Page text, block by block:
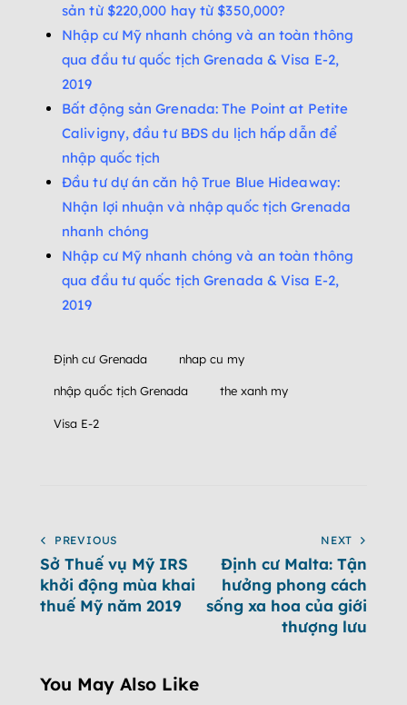
sản từ $220,000 hay từ $350,000?
Nhập cư Mỹ nhanh chóng và an toàn thông
qua đầu tư quốc tịch Grenada & Visa E-2,
2019
Bất động sản Grenada: The Point at Petite
Calivigny, đầu tư BĐS du lịch hấp dẫn để
nhập quốc tịch
Đầu tư dự án căn hộ True Blue Hideaway:
Nhận lợi nhuận và nhập quốc tịch Grenada
nhanh chóng
Nhập cư Mỹ nhanh chóng và an toàn thông
qua đầu tư quốc tịch Grenada & Visa E-2,
2019
Định cư Grenada nhap cu my
nhập quốc tịch Grenada the xanh my
Visa E-2
PREVIOUS
Sở Thuế vụ Mỹ IRS
khởi động mùa khai
thuế Mỹ năm 2019
NEXT
Định cư Malta: Tận
hưởng phong cách
sống xa hoa của giới
thượng lưu
You May Also Like